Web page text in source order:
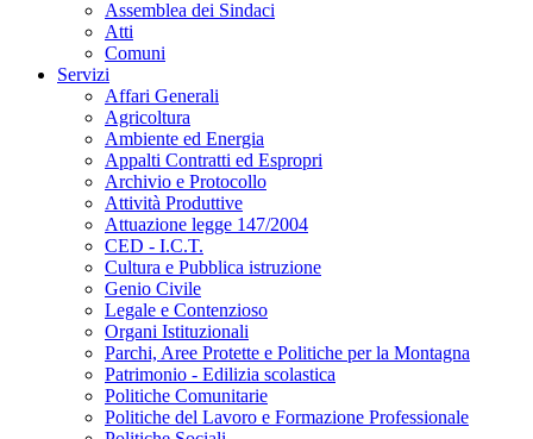
Assemblea dei Sindaci
Atti
Comuni
Servizi
Affari Generali
Agricoltura
Ambiente ed Energia
Appalti Contratti ed Espropri
Archivio e Protocollo
Attività Produttive
Attuazione legge 147/2004
CED - I.C.T.
Cultura e Pubblica istruzione
Genio Civile
Legale e Contenzioso
Organi Istituzionali
Parchi, Aree Protette e Politiche per la Montagna
Patrimonio - Edilizia scolastica
Politiche Comunitarie
Politiche del Lavoro e Formazione Professionale